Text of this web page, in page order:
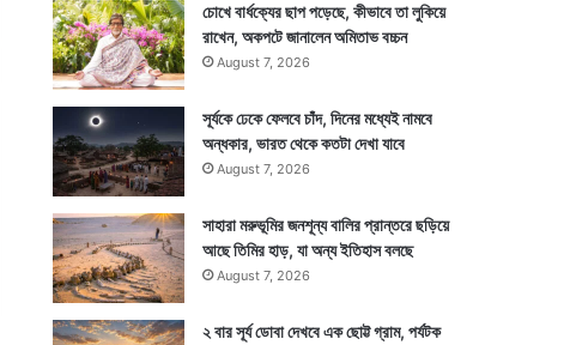
চোখে বার্ধক্যের ছাপ পড়েছে, কীভাবে তা লুকিয়ে
রাখেন, অকপটে জানালেন অমিতাভ বচ্চন
August 7, 2026
সূর্যকে ঢেকে ফেলবে চাঁদ, দিনের মধ্যেই নামবে
অন্ধকার, ভারত থেকে কতটা দেখা যাবে
August 7, 2026
সাহারা মরুভূমির জনশূন্য বালির প্রান্তরে ছড়িয়ে
আছে তিমির হাড়, যা অন্য ইতিহাস বলছে
August 7, 2026
২ বার সূর্য ডোবা দেখবে এক ছোট্ট গ্রাম, পর্যটক